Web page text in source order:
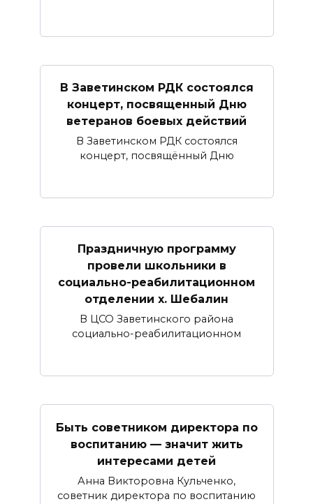
В Заветинском РДК состоялся
концерт, посвященный Дню
ветеранов боевых действий
В Заветинском РДК состоялся
концерт, посвящённый Дню
Праздничную программу
провели школьники в
социально-реабилитационном
отделении х. Шебалин
В ЦСО Заветинского района
социально-реабилитационном
Быть советником директора по
воспитанию — значит жить
интересами детей
Анна Викторовна Кульченко,
советник директора по воспитанию